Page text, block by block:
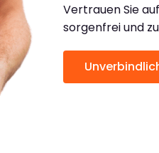
Vertrauen Sie auf
sorgenfrei und